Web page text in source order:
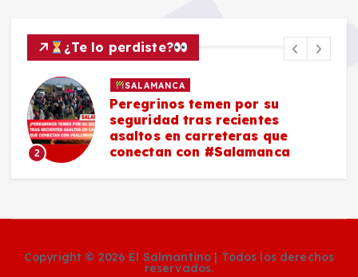
¿Te lo perdiste?
2
SALAMANCA
Peregrinos temen por su
seguridad tras recientes
asaltos en carreteras que
conectan con #Salamanca
Copyright © 2026 El Salmantino | Todos los derechos
reservados.